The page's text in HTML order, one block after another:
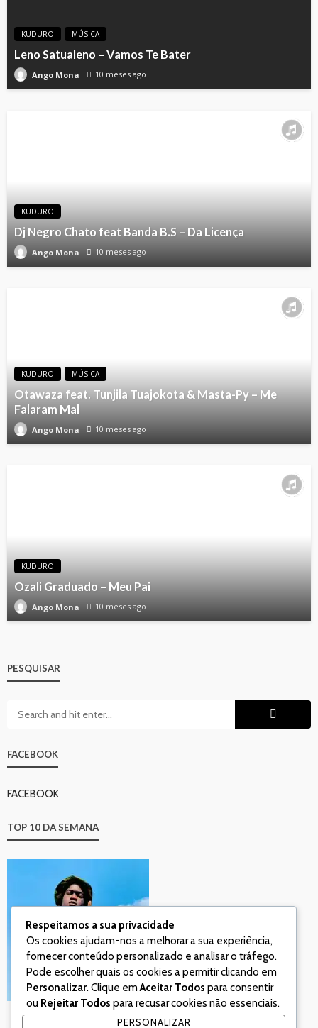
KUDURO MÚSICA
Leno Satualeno – Vamos Te Bater
Ango Mona 10 meses ago
KUDURO
Dj Negro Chato feat Banda B.S – Da Licença
Ango Mona 10 meses ago
KUDURO MÚSICA
Otawaza feat. Tunjila Tuajokota & Masta-Py – Me
Falaram Mal
Ango Mona 10 meses ago
KUDURO
Ozali Graduado – Meu Pai
Ango Mona 10 meses ago
PESQUISAR
FACEBOOK
FACEBOOK
TOP 10 DA SEMANA
Respeitamos a sua privacidade
Os cookies ajudam-nos a melhorar a sua experiência,
fornecer conteúdo personalizado e analisar o tráfego.
Pode escolher quais os cookies a permitir clicando em
Personalizar. Clique emAceitar Todos para consentir
ou Rejeitar Todos para recusar cookies não essenciais.
PERSONALIZAR